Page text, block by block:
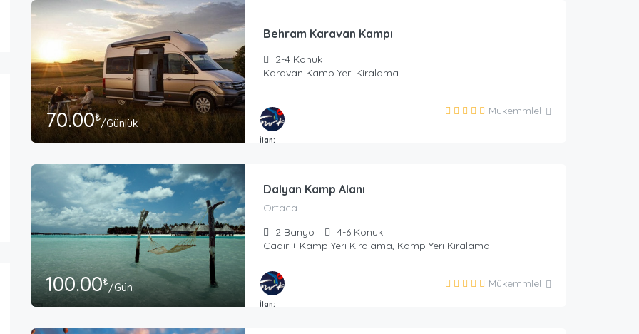
70.00₺/Günlük
Behram Karavan Kampı
2-4 Konuk
Karavan Kamp Yeri Kiralama
İlan:
Mükemmlel
100.00₺/Gün
Dalyan Kamp Alanı
Ortaca
2 Banyo 4-6 Konuk
Çadır + Kamp Yeri Kiralama, Kamp Yeri Kiralama
İlan:
Mükemmlel